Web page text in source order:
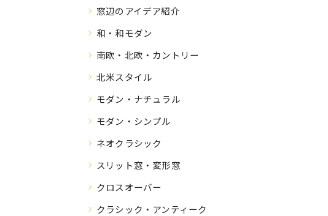
窓辺のアイデア紹介
和・和モダン
南欧・北欧・カントリー
北米スタイル
モダン・ナチュラル
モダン・シンプル
ネオクラシック
スリット窓・変形窓
クロスオーバー
クラシック・アンティーク